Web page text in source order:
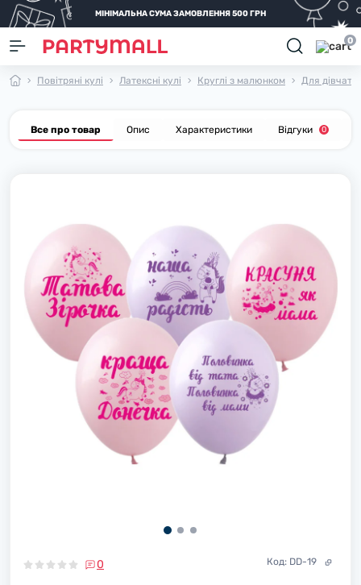
МІНІМАЛЬНА СУМА ЗАМОВЛЕННЯ 500 ГРН
0
Повітряні кулі Латексні кулі Круглі з малюнком Для
Все про товар Опис Характеристики Відгуки 0
0 Код: DD-19